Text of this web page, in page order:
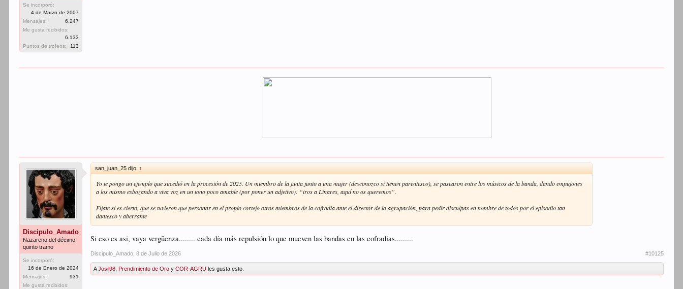
Se incorporó:
4 de Marzo de 2007
Mensajes:
6.247
Me gusta recibidos:
6.133
Puntos de trofeos:
113
Discipulo_Amado
Nazareno del décimo
quinto tramo
Se incorporó:
16 de Enero de 2024
Mensajes:
931
Me gusta recibidos:
san_juan_25 dijo: ↑
Yo te pongo un ejemplo que sucedió en la procesión de 2025. Un miembro de la junta junto a una mujer (desconozco si tienen parentesco), se pasearon entre los músicos de la banda, dando empujones
a los mismo esbozando a viva voz en un tono poco amable (por poner un adjetivo): “iros a Linares, aquí no os queremos”.
Fíjate si es cierto, que se tuvieron que personar en el propio cortejo otros miembros de la cofradía ante el director de la agrupación, para pedir disculpas en nombre de todos por el episodio tan
dantesco y aberrante
Si eso es asi, vaya vergüenza........ cada día más repulsión lo que mueven las bandas en las cofradías.........
Discipulo_Amado 8 de Julio de 2026 #10125
AJosii98 ,Prendimiento de Oro yCOR-AGRU les gusta esto.